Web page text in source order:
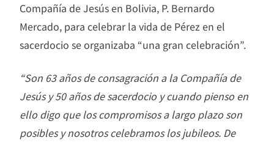
Compañía de Jesús en Bolivia, P. Bernardo
Mercado, para celebrar la vida de Pérez en el
sacerdocio se organizaba “una gran celebración”.
“Son 63 años de consagración a la Compañía de
Jesús y 50 años de sacerdocio y cuando pienso en
ello digo que los compromisos a largo plazo son
posibles y nosotros celebramos los jubileos. De